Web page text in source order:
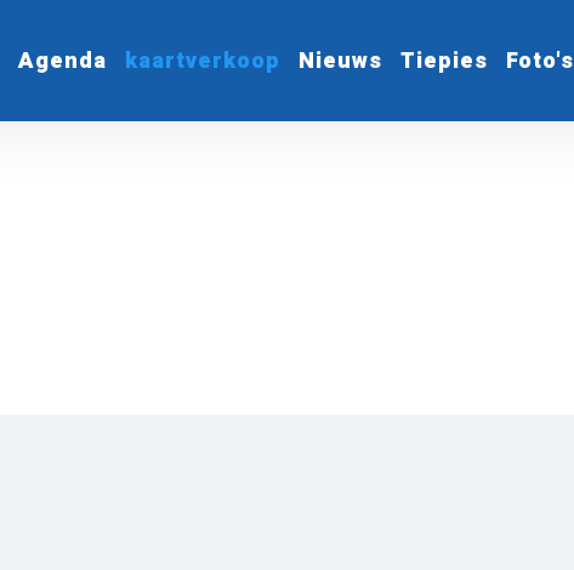
Agenda kaartverkoop Nieuws Tiepies Foto's